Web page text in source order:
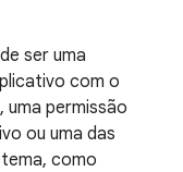
ser uma
com o
, uma permissão
ou uma das
como